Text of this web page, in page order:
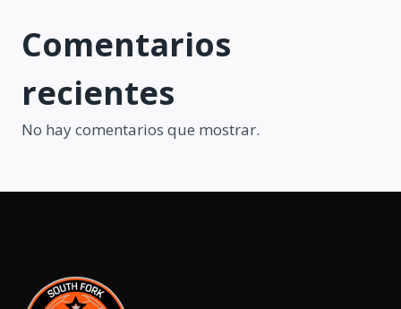
Comentarios
recientes
No hay comentarios que mostrar.